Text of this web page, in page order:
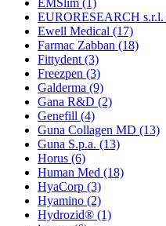
EURORESEARCH s.r.l.
Ewell Medical (17)
Farmac Zabban (18)
Fittydent (3)
Freezpen (3)
Galderma (9)
Gana R&D (2)
Genefill (4)
Guna Collagen MD (13)
Guna S.p.a. (13)
Horus (6)
Human Med (18)
HyaCorp (3)
Hyamino (2)
Hydrozid® (1)